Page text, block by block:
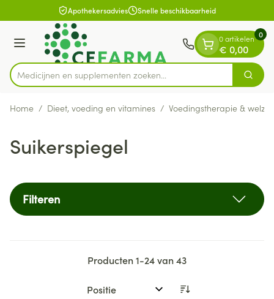
Ga naar de inhoudApothekersadvies Snelle beschikbaarheid
Menu
Product, merk, categorie...
Medicijnen en supplementen zoeken... Zoek
0 artikelen
€ 0,00
0
Home / Dieet, voeding en vitamines / Voedingstherapie & welzijn
Suikerspiegel
Filteren
Producten1-24van43
Sorteer op: